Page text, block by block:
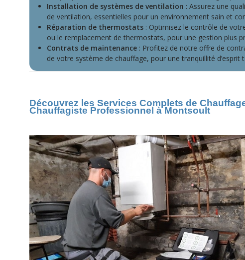
Installation de systèmes de ventilation : Assurez une
de ventilation, essentielles pour un environnement sain et
Réparation de thermostats : Optimisez le contrôle de
ou le remplacement de thermostats, pour une gestion plus
Contrats de maintenance : Profitez de notre offre de
de votre système de chauffage, pour une tranquillité d’esprit
Découvrez les Services Complets de
Chauffagiste Professionnel à Montsoult